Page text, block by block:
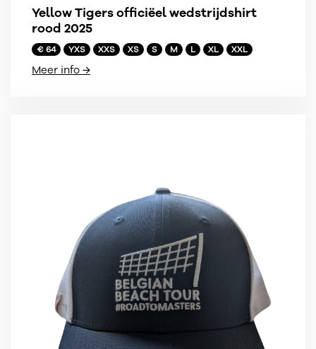
Yellow Tigers officiëel wedstrijdshirt
rood 2025
€ 64 YXS XXS XS S M L XL XXL
Meer info →